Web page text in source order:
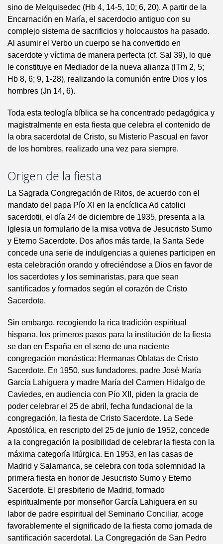
sino de Melquisedec (Hb 4, 14-5, 10; 6, 20). A partir de la
Encarnación en María, el sacerdocio antiguo con su
complejo sistema de sacrificios y holocaustos ha pasado.
Al asumir el Verbo un cuerpo se ha convertido en
sacerdote y víctima de manera perfecta (cf. Sal 39), lo que
le constituye en Mediador de la nueva alianza (lTm 2, 5;
Hb 8, 6; 9, 1-28), realizando la comunión entre Dios y los
hombres (Jn 14, 6).
Toda esta teología bíblica se ha concentrado pedagógica y
magistralmente en esta fiesta que celebra el contenido de
la obra sacerdotal de Cristo, su Misterio Pascual en favor
de los hombres, realizado una vez para siempre.
Origen de la fiesta
La Sagrada Congregación de Ritos, de acuerdo con el
mandato del papa Pío XI en la encíclica Ad catolici
sacerdotii, el día 24 de diciembre de 1935, presenta a la
Iglesia un formulario de la misa votiva de Jesucristo Sumo
y Eterno Sacerdote. Dos años más tarde, la Santa Sede
concede una serie de indulgencias a quienes participen en
esta celebración orando y ofreciéndose a Dios en favor de
los sacerdotes y los seminaristas, para que sean
santificados y formados según el corazón de Cristo
Sacerdote.
Sin embargo, recogiendo la rica tradición espiritual
hispana, los primeros pasos para la institución de la fiesta
se dan en España en el seno de una naciente
congregación monástica: Hermanas Oblatas de Cristo
Sacerdote. En 1950, sus fundadores, padre José María
García Lahiguera y madre María del Carmen Hidalgo de
Caviedes, en audiencia con Pío XII, piden la gracia de
poder celebrar el 25 de abril, fecha fundacional de la
congregación, la fiesta de Cristo Sacerdote. La Sede
Apostólica, en rescripto del 25 de junio de 1952, concede
a la congregación la posibilidad de celebrar la fiesta con la
máxima categoría litúrgica. En 1953, en las casas de
Madrid y Salamanca, se celebra con toda solemnidad la
primera fiesta en honor de Jesucristo Sumo y Eterno
Sacerdote. El presbiterio de Madrid, formado
espiritualmente por monseñor García Lahiguera en su
labor de padre espiritual del Seminario Conciliar, acoge
favorablemente el significado de la fiesta como jornada de
santificación sacerdotal. La Congregación de San Pedro